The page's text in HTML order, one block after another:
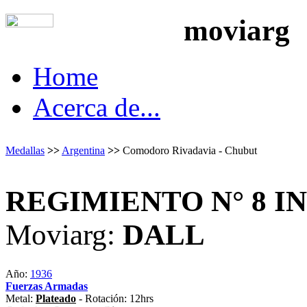
moviarg
Home
Acerca de...
Medallas >> Argentina >> Comodoro Rivadavia - Chubut
REGIMIENTO N° 8
Moviarg: DALL
Año: 1936
Fuerzas Armadas
Metal: Plateado - Rotación: 12hrs